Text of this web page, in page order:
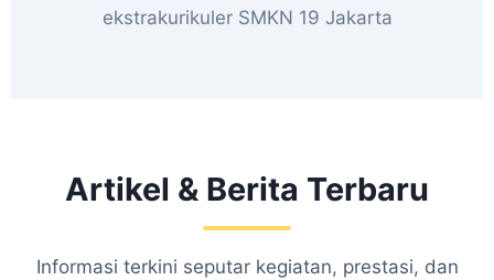
ekstrakurikuler SMKN 19 Jakarta
Artikel & Berita Terbaru
Informasi terkini seputar kegiatan, prestasi, dan